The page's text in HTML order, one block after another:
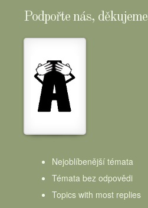
Podpořte nás, děkujeme
Nejoblíbenější témata
Témata bez odpovědi
Topics with most replies